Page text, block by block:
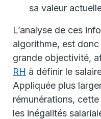
sa valeur
L’analyse de ces
algorithme, est donc
grande objectivité,
RH à définir le
Appliquée plus
rémunérations,
les inégalités